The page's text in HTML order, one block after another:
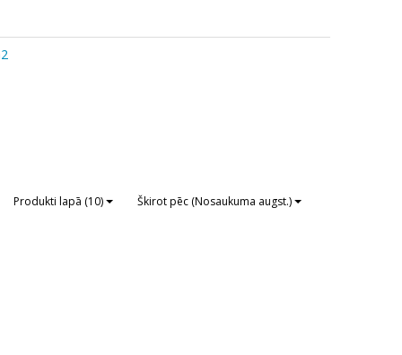
Produkti lapā (10) Škirot pēc (Nosaukuma augst.)